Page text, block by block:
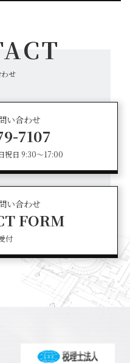
せ
い合わせ
7107
祝日 9:30～17:00
い合わせ
FORM
付